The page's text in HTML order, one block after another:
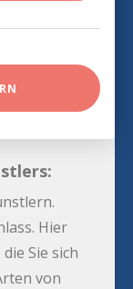
Hier
Sie sich
von